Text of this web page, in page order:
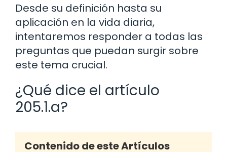
Desde su definición hasta su
aplicación en la vida diaria,
intentaremos responder a todas las
preguntas que puedan surgir sobre
este tema crucial.
¿Qué dice el artículo
205.1.a?
Contenido de este Artículos